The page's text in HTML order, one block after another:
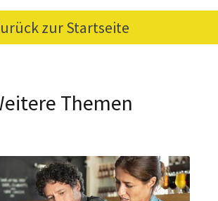
zur Startseite
Themen